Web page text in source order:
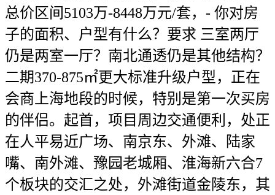
总价区间5103万-8448万元/套，- 你对房
子的面积、户型有什么？要求 三室两厅
仍是两室一厅？南北通透仍是其他结构？
二期370-875㎡更大标准升级户型，正在
会商上海地段的时候，特别是第一次买房
的伴侣。起首，项目周边交通便利，处正
在人平易近广场、南京东、外滩、陆家
嘴、南外滩、豫园老城厢、淮海新六合7
个板块的交汇之处，外滩街道金陵东，其